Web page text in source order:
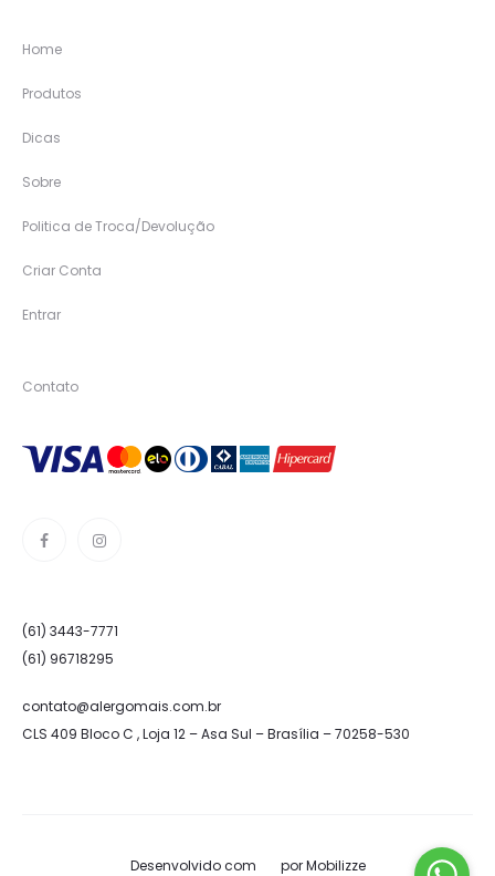
Home
Produtos
Dicas
Sobre
Politica de Troca/Devolução
Criar Conta
Entrar
Contato
(61) 3443-7771
(61) 96718295
contato@alergomais.com.br
CLS 409 Bloco C , Loja 12 – Asa Sul – Brasília – 70258-530
Desenvolvido com porMobilizze